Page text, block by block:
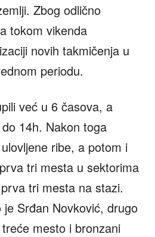
Zbog odlično
tokom vikenda
novih takmičenja u
periodu.
već u 6 časova, a
14h. Nakon toga
ribe, a potom i
tri mesta u sektorima
tri mesta na stazi.
Srđan Novković, drugo
mesto i bronzani